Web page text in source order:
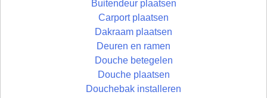
Buitendeur plaatsen
Carport plaatsen
Dakraam plaatsen
Deuren en ramen
Douche betegelen
Douche plaatsen
Douchebak installeren